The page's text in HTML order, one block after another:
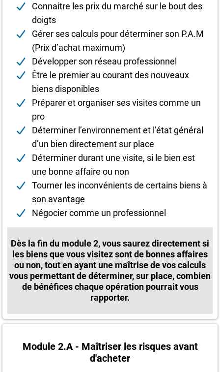
Connaitre les prix du marché sur le bout des
doigts
Gérer ses calculs pour déterminer son P.A.M
(Prix d’achat maximum)
Développer son réseau professionnel
Être le premier au courant des nouveaux
biens disponibles
Préparer et organiser ses visites comme un
pro
Déterminer l’environnement et l’état général
d’un bien directement sur place
Déterminer durant une visite, si le bien est
une bonne affaire ou non
Tourner les inconvénients de certains biens à
son avantage
Négocier comme un professionnel
Dès la fin du module 2, vous saurez directement si
les biens que vous visitez sont de bonnes affaires
ou non, tout en ayant une maîtrise de vos calculs
vous permettant de déterminer, sur place, combien
de bénéfices chaque opération pourrait vous
rapporter.
Module 2.A - Maîtriser les risques avant
d'acheter